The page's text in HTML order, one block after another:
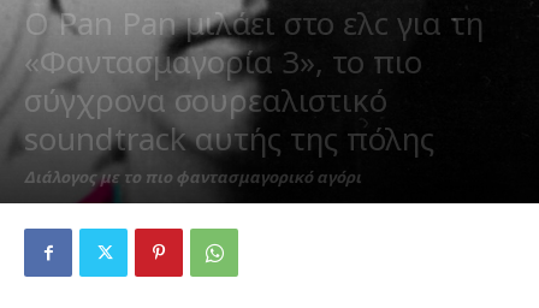
Ο Pan Pan μιλάει στο ελc για τη
«Φαντασμαγορία 3», το πιο
σύγχρονα σουρεαλιστικό
soundtrack αυτής της πόλης
Διάλογος με το πιο φαντασμαγορικό αγόρι
Από Μύριαμ Παρασκευοπούλου - 13 Δεκεμβρίου 2022 192 0